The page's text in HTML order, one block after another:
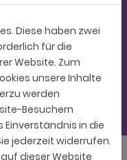
Diese haben zwei
für die
Website. Zum
unsere Inhalte
werden
Besuchern
in die
jederzeit widerrufen.
dieser Website